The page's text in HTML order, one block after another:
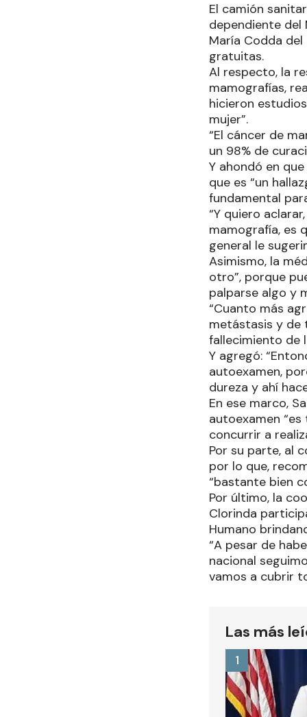
El camión
dependiente del
María Codda
gratuitas.
Al respecto, la
mamografías,
hicieron
mujer”.
“El cáncer de
un 98% de
Y ahondó en
que es “un
fundamental
“Y quiero
mamografía, es
general le
Asimismo, la
otro”, porque
palparse algo y
“Cuanto más
metástasis y de
fallecimiento de
Y agregó:
autoexamen,
dureza y ahí
En ese marco,
autoexamen “es
concurrir a
Por su parte, al
por lo que,
“bastante bien
Por último, la
Clorinda
Humano
“A pesar de
nacional
vamos a cubrir
Las más
1